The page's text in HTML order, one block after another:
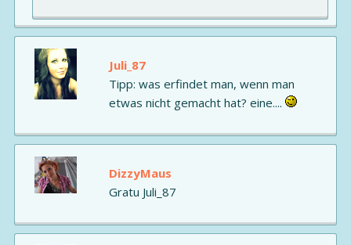
Juli_87
Tipp: was erfindet man, wenn man
etwas nicht gemacht hat? eine....
DizzyMaus
Gratu Juli_87